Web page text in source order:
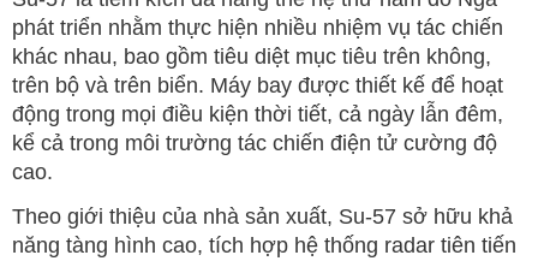
phát triển nhằm thực hiện nhiều nhiệm vụ tác chiến
khác nhau, bao gồm tiêu diệt mục tiêu trên không,
trên bộ và trên biển. Máy bay được thiết kế để hoạt
động trong mọi điều kiện thời tiết, cả ngày lẫn đêm,
kể cả trong môi trường tác chiến điện tử cường độ
cao.
Theo giới thiệu của nhà sản xuất, Su-57 sở hữu khả
năng tàng hình cao, tích hợp hệ thống radar tiên tiến